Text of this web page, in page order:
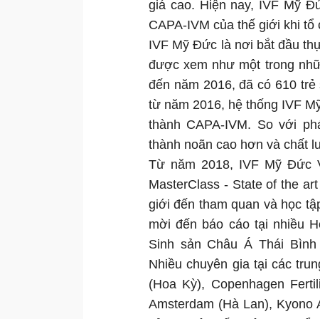
giá cao. Hiện nay, IVF Mỹ
CAPA-IVM của thế giới khi
IVF Mỹ Đức là nơi bắt đầu
được xem như một trong
đến năm 2016, đã có 610
từ năm 2016, hệ thống IVF
thành CAPA-IVM. So với
thành noãn cao hơn và chất
Từ năm 2018, IVF Mỹ Đức
MasterClass - State of the
giới đến tham quan và học
mời đến báo cáo tại nhiều
Sinh sản Châu Á Thái
Nhiều chuyên gia tại các
(Hoa Kỳ), Copenhagen
Amsterdam (Hà Lan),